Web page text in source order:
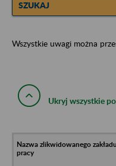
SZUKAJ
Wszystkie uwagi można
Ukryj wszystkie